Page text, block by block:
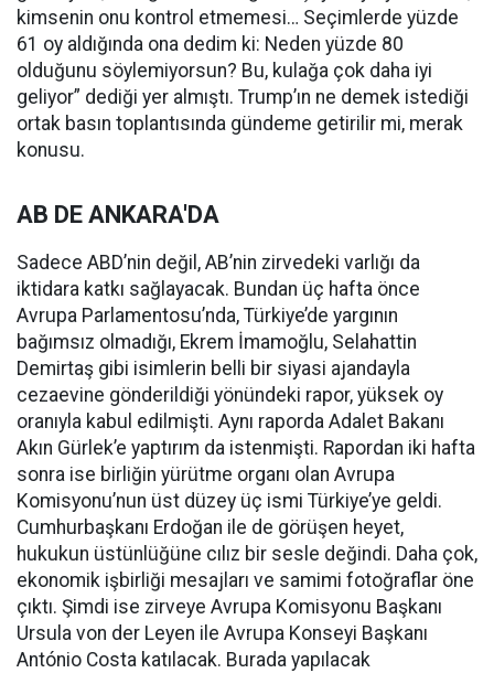
kimsenin onu kontrol etmemesi… Seçimlerde yüzde
61 oy aldığında ona dedim ki: Neden yüzde 80
olduğunu söylemiyorsun? Bu, kulağa çok daha iyi
geliyor” dediği yer almıştı. Trump’ın ne demek istediği
ortak basın toplantısında gündeme getirilir mi, merak
konusu.
AB DE ANKARA'DA
Sadece ABD’nin değil, AB’nin zirvedeki varlığı da
iktidara katkı sağlayacak. Bundan üç hafta önce
Avrupa Parlamentosu’nda, Türkiye’de yargının
bağımsız olmadığı, Ekrem İmamoğlu, Selahattin
Demirtaş gibi isimlerin belli bir siyasi ajandayla
cezaevine gönderildiği yönündeki rapor, yüksek oy
oranıyla kabul edilmişti. Aynı raporda Adalet Bakanı
Akın Gürlek’e yaptırım da istenmişti. Rapordan iki hafta
sonra ise birliğin yürütme organı olan Avrupa
Komisyonu’nun üst düzey üç ismi Türkiye’ye geldi.
Cumhurbaşkanı Erdoğan ile de görüşen heyet,
hukukun üstünlüğüne cılız bir sesle değindi. Daha çok,
ekonomik işbirliği mesajları ve samimi fotoğraflar öne
çıktı. Şimdi ise zirveye Avrupa Komisyonu Başkanı
Ursula von der Leyen ile Avrupa Konseyi Başkanı
António Costa katılacak. Burada yapılacak